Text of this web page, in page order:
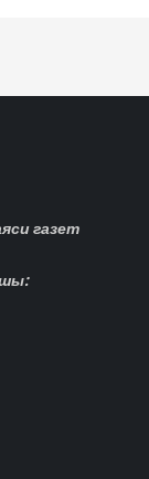
газет